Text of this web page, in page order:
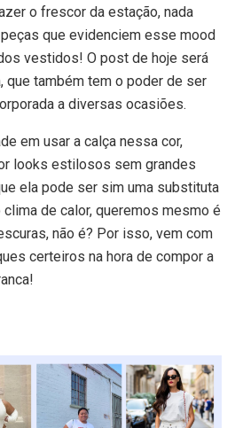
o frescor da estação, nada
que evidenciem esse mood
vestidos! O post de hoje será
que também tem o poder de ser
a diversas ocasiões.
em usar a calça nessa cor,
looks estilosos sem grandes
ela pode ser sim uma substituta
de calor, queremos mesmo é
não é? Por isso, vem com
certeiros na hora de compor a